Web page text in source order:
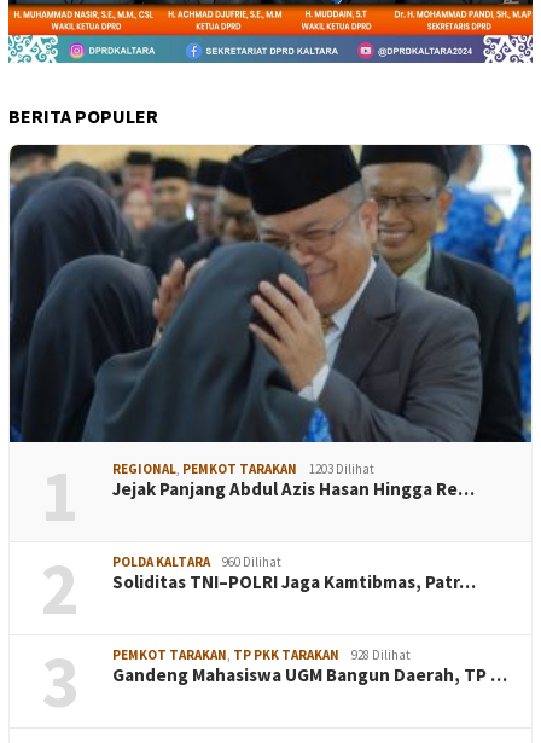
BERITA POPULER
1 REGIONAL, PEMKOT TARAKAN 1203 Dilihat
Jejak Panjang Abdul Azis Hasan Hingga Re…
2 POLDA KALTARA 960 Dilihat
Soliditas TNI–POLRI Jaga Kamtibmas, Patr…
3 PEMKOT TARAKAN, TP PKK TARAKAN 928 Dilihat
Gandeng Mahasiswa UGM Bangun Daerah, TP …